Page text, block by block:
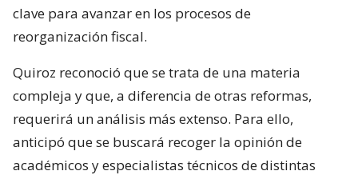
clave para avanzar en los procesos de
reorganización fiscal.
Quiroz reconoció que se trata de una materia
compleja y que, a diferencia de otras reformas,
requerirá un análisis más extenso. Para ello,
anticipó que se buscará recoger la opinión de
académicos y especialistas técnicos de distintas